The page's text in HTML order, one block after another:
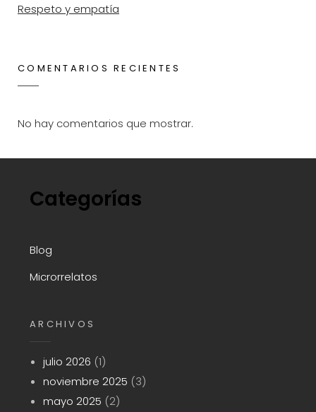
Respeto y empatía
COMENTARIOS RECIENTES
No hay comentarios que mostrar.
Categorías
Blog
Microrrelatos
ARCHIVOS
julio 2026 (1)
noviembre 2025 (3)
mayo 2025 (2)